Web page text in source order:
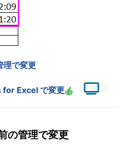
理で変更
for Excel で変更
の管理で変更